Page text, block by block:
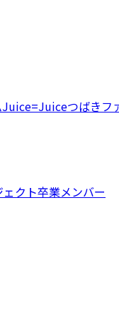
Juice=Juiceつばきフ
クト卒業メンバー